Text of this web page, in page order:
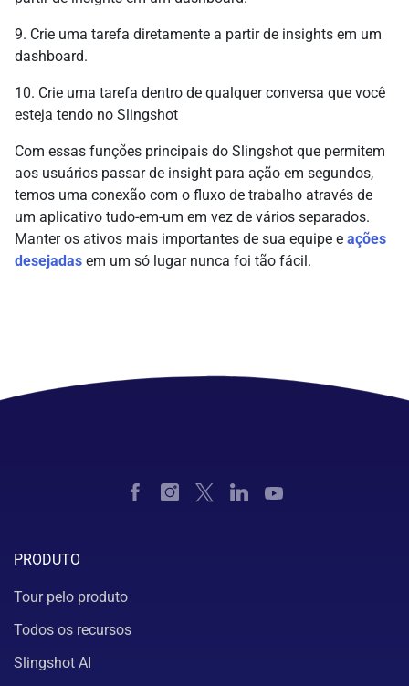
9. Crie uma tarefa diretamente a partir de insights em um
dashboard.
10. Crie uma tarefa dentro de qualquer conversa que você
esteja tendo no Slingshot
Com essas funções principais do Slingshot que permitem
aos usuários passar de insight para ação em segundos,
temos uma conexão com o fluxo de trabalho através de
um aplicativo tudo-em-um em vez de vários separados.
Manter os ativos mais importantes de sua equipe e ações
desejadas em um só lugar nunca foi tão fácil.
PRODUTO
Tour pelo produto
Todos os recursos
Slingshot AI